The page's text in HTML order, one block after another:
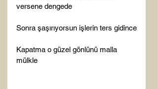
versene dengede
Sonra şaşırıyorsun işlerin ters gidince
Kapatma o güzel gönlünü malla
mülkle